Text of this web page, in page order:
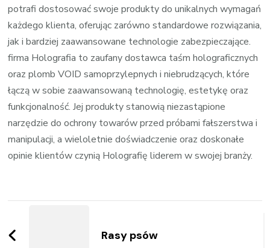
potrafi dostosować swoje produkty do unikalnych wymagań
każdego klienta, oferując zarówno standardowe rozwiązania,
jak i bardziej zaawansowane technologie zabezpieczające.
firma Holografia to zaufany dostawca taśm holograficznych
oraz plomb VOID samoprzylepnych i niebrudzących, które
łączą w sobie zaawansowaną technologię, estetykę oraz
funkcjonalność. Jej produkty stanowią niezastąpione
narzędzie do ochrony towarów przed próbami fałszerstwa i
manipulacji, a wieloletnie doświadczenie oraz doskonałe
opinie klientów czynią Holografię liderem w swojej branży.
wpisy
Rasy psów